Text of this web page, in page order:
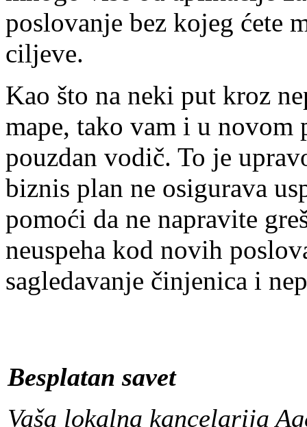
poslovanje bez kojeg ćete
ciljeve.
Kao što na neki put kroz
mape, tako vam i u novom
pouzdan vodič. To je
biznis plan ne osigurava
pomoći da ne napravite
neuspeha kod novih
sagledavanje činjenica i
Besplatan savet
Vaša lokalna kancelarija